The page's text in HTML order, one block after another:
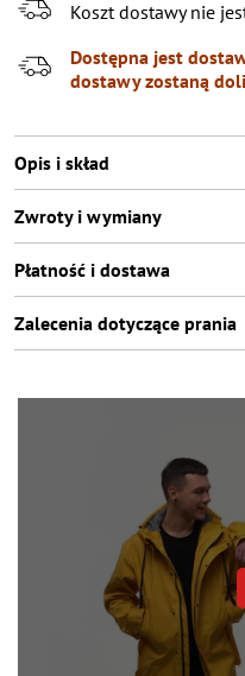
Koszt dostawy nie
Dostępna jest
dostawy zostaną
Opis i skład
Zwroty i wymiany
Płatność i dostawa
Zalecenia dotyczące prania